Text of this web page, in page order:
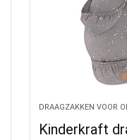
DRAAGZAKKEN VOOR
Kinderkraft